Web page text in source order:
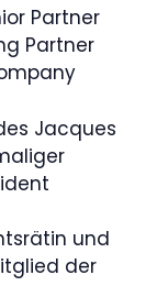
Partner
Partner
Jacques
und
der